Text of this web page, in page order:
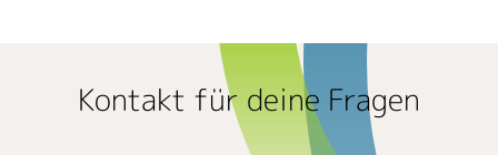
Kontakt für deine Fragen